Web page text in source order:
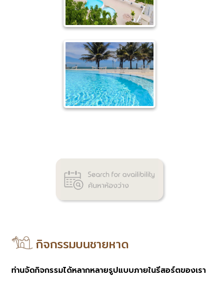
กิจกรรมบนชายหาด
ท่านจัดกิจกรรมได้หลากหลายรูปแบบภายในรีสอร์ตของเรา